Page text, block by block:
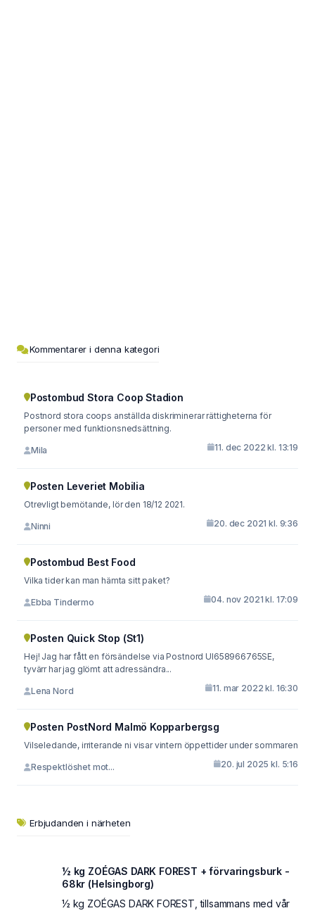
Kommentarer i denna kategori
Postombud Stora Coop Stadion
Postnord stora coops anställda diskriminerar rättigheterna för
personer med funktionsnedsättning.
Mila 11. dec 2022 kl. 13:19
Posten Leveriet Mobilia
Otrevligt bemötande, lör den 18/12 2021.
Ninni 20. dec 2021 kl. 9:36
Postombud Best Food
Vilka tider kan man hämta sitt paket?
Ebba Tindermo 04. nov 2021 kl. 17:09
Posten Quick Stop (St1)
Hej! Jag har fått en försändelse via Postnord UI658966765SE,
tyvärr har jag glömt att adressändra...
Lena Nord 11. mar 2022 kl. 16:30
Posten PostNord Malmö Kopparbergsg
Vilseledande, irriterande ni visar vintern öppettider under sommaren
Respektlöshet mot... 20. jul 2025 kl. 5:16
Erbjudanden i närheten
½ kg ZOÉGAS DARK FOREST + förvaringsburk -
68kr (Helsingborg)
½ kg ZOÉGAS DARK FOREST, tillsammans med vår